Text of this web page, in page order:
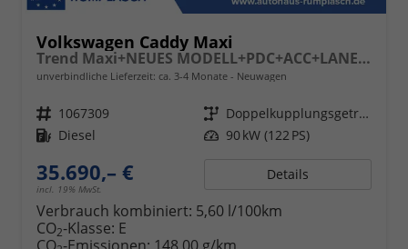
Volkswagen Caddy Maxi
Trend Maxi+NEUES MODELL+PDC+ACC+LANE ASSIST
unverbindliche Lieferzeit: ca. 3-4 Monate Neuwagen
Fahrzeugnr. 1067309 Getriebe
Doppelkupplungsgetriebe (DSG)
Kraftstoff Diesel Leistung 90 kW (122 PS)
35.690,– €
incl. 19% MwSt.
Details
Verbrauch kombiniert: 5,60 l/100km
CO2-Klasse: E